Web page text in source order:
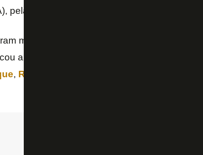
pela última rodada da fase de grupos da
marcados por
a estreia de
, Rei da América pelo Botafogo